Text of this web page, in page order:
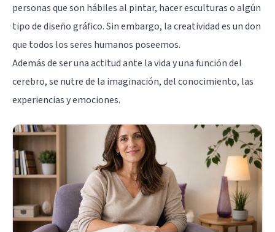
personas que son hábiles al pintar, hacer esculturas o algún
tipo de diseño gráfico. Sin embargo, la creatividad es un don
que todos los seres humanos poseemos.
Además de ser una actitud ante la vida y una función del
cerebro, se nutre de la imaginación, del conocimiento, las
experiencias y emociones.